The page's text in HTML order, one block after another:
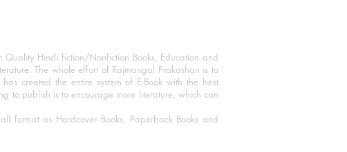
Quality Hindi fiction/Nonfiction Books, Education and
The whole effort of Rajmangal Prakashan is to
created the entire system of E-Book with the best
to publish is to encourage more literature, which can
format as Hardcover Books, Paperback Books and